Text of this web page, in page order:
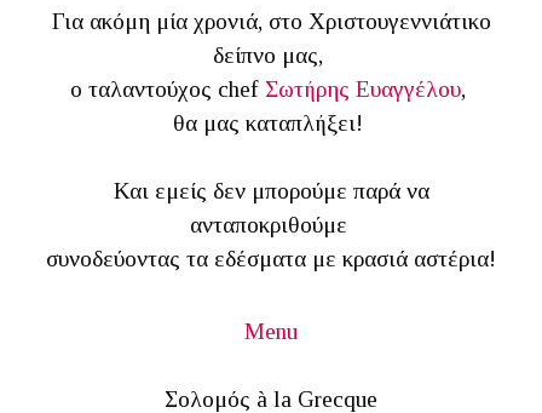
Για ακόμη μία χρονιά, στο Χριστουγεννιάτικο
δείπνο μας,
ο ταλαντούχος chef Σωτήρης Ευαγγέλου,
θα μας καταπλήξει!
Και εμείς δεν μπορούμε παρά να
ανταποκριθούμε
συνοδεύοντας τα εδέσματα με κρασιά αστέρια!
Menu
Σολομός à la Grecque